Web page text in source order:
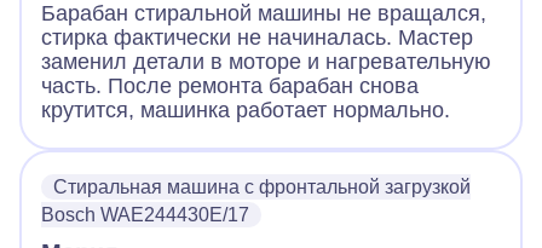
Барабан стиральной машины не вращался,
стирка фактически не начиналась. Мастер
заменил детали в моторе и нагревательную
часть. После ремонта барабан снова
крутится, машинка работает нормально.
Стиральная машина с фронтальной загрузкой
Bosch WAE244430E/17